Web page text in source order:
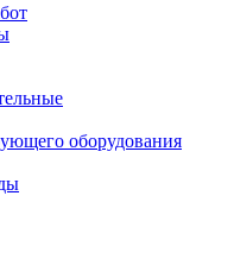
оборудования